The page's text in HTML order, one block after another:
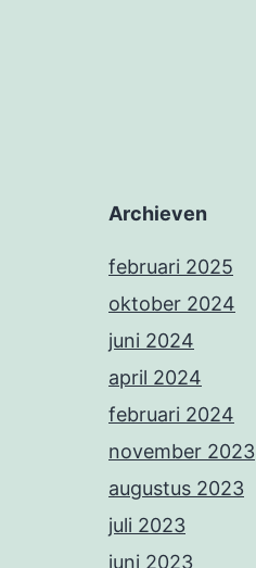
Archieven
februari 2025
oktober 2024
juni 2024
april 2024
februari 2024
november 2023
augustus 2023
juli 2023
juni 2023